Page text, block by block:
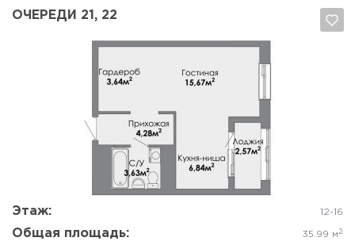
ОЧЕРЕДИ 21, 22
Этаж: 12-16
Общая площадь: 35.99 м 2
Да, удалить Отмена